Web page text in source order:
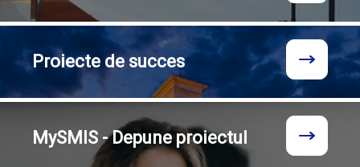
Proiecte de succes
MySMIS - Depune proiectul